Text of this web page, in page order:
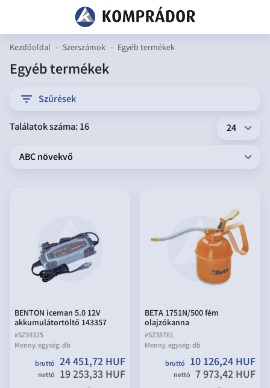
Kezdőoldal - Szerszámok - Egyéb termékek
Egyéb termékek
Találatok száma: 16
BENTON iceman 5.0 12V
akkumulátortöltő 143357
#SZ39325
Menny. egység:db
bruttó 24 451,72 HUF
nettó 19 253,33 HUF
BETA 1751N/500 fém
olajzókanna
#SZ38761
Menny. egység:db
bruttó 10 126,24 HUF
nettó 7 973,42 HUF
filter Szűrések